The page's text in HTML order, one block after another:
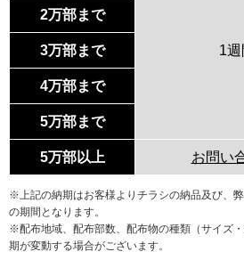
1週
2万部まで
3万部まで
4万部まで
5万部まで
5万部以上 お問い
※上記の納期はお客様よりチラシの納品及び、
の期間となります。
※配布地域、配布部数、配布物の種類（サイズ
期が変動する場合がございます。